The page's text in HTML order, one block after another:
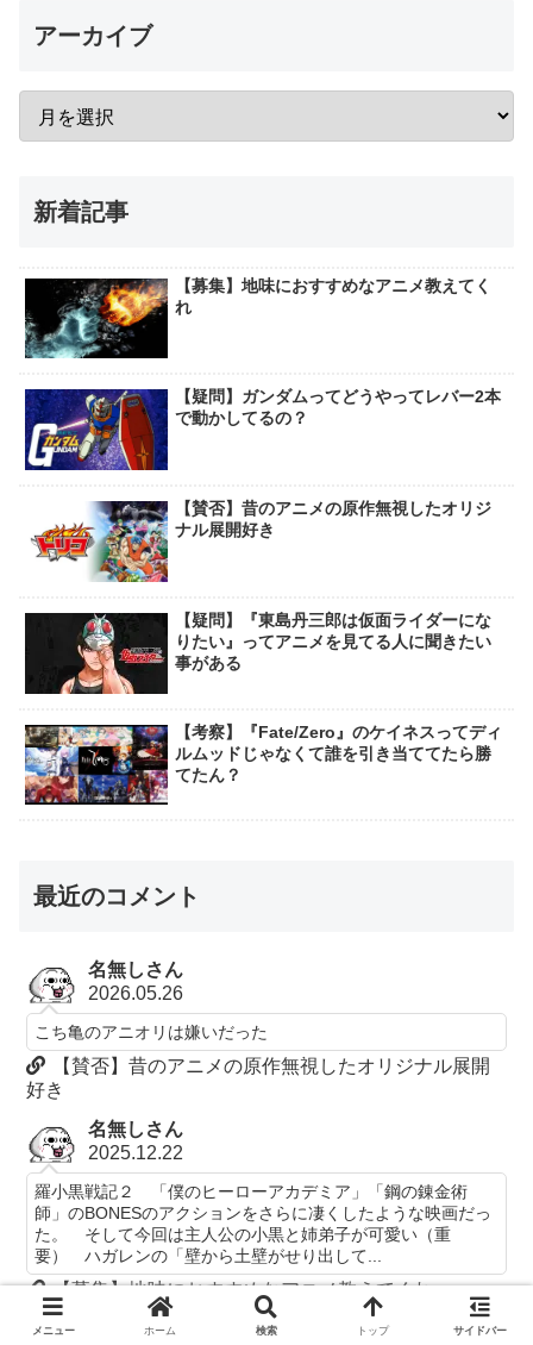
アーカイブ
新着記事
【募集】地味におすすめなアニメ教えてく
れ
【疑問】ガンダムってどうやってレバー2本
で動かしてるの？
【賛否】昔のアニメの原作無視したオリジ
ナル展開好き
【疑問】『東島丹三郎は仮面ライダーにな
りたい』ってアニメを見てる人に聞きたい
事がある
【考察】『Fate/Zero』のケイネスってディ
ルムッドじゃなくて誰を引き当ててたら勝
てたん？
最近のコメント
名無しさん
2026.05.26
こち亀のアニオリは嫌いだった
【賛否】昔のアニメの原作無視したオリジナル展開
好き
名無しさん
2025.12.22
羅小黒戦記２ 「僕のヒーローアカデミア」「鋼の錬金術
師」のBONESのアクションをさらに凄くしたような映画だっ
た。 そして今回は主人公の小黒と姉弟子が可愛い（重
要） ハガレンの「壁から土壁がせり出して...
【募集】地味におすすめなアニメ教えてくれ
名無しさん
メニュー ホーム 検索 トップ サイドバー